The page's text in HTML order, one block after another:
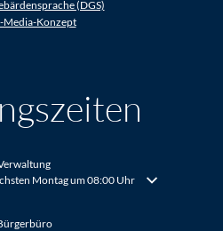
(DGS)
Media-Konzept
oder Schließzeiten auszublenden
Montag um 08:00 Uhr